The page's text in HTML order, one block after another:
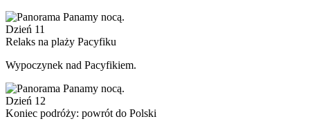
Dzień 11
Relaks na plaży Pacyfiku
Wypoczynek nad Pacyfikiem.
Dzień 12
Koniec podróży: powrót do Polski